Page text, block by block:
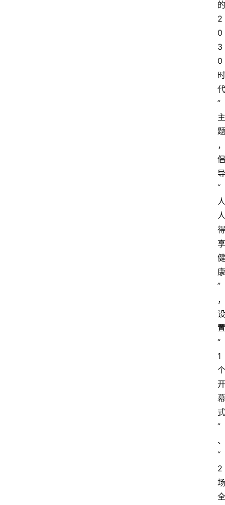
的
2
0
3
0
时
代
”
主
题
，
倡
导
“
人
人
得
享
健
康
”
，
设
置
“
1
个
开
幕
式
”
、
“
2
场
全